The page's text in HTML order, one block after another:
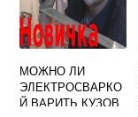
МОЖНО ЛИ
ЭЛЕКТРОСВАРКО
Й ВАРИТЬ КУЗОВ